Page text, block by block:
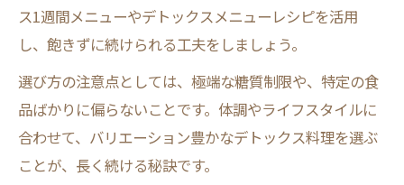
体内リセットに役立つ1週間デトックス法
ス1週間メニューやデトックスメニューレシピを活用
し、飽きずに続けられる工夫をしましょう。
選び方の注意点としては、極端な糖質制限や、特定の食
品ばかりに偏らないことです。体調やライフスタイルに
合わせて、バリエーション豊かなデトックス料理を選ぶ
ことが、長く続ける秘訣です。